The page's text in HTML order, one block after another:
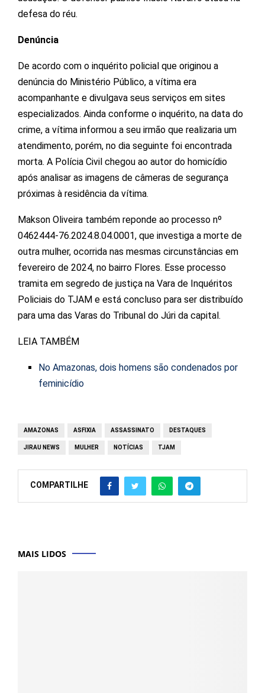
defesa do réu.
Denúncia
De acordo com o inquérito policial que originou a
denúncia do Ministério Público, a vítima era
acompanhante e divulgava seus serviços em sites
especializados. Ainda conforme o inquérito, na data do
crime, a vítima informou a seu irmão que realizaria um
atendimento, porém, no dia seguinte foi encontrada
morta. A Polícia Civil chegou ao autor do homicídio
após analisar as imagens de câmeras de segurança
próximas à residência da vítima.
Makson Oliveira também reponde ao processo nº
0462444-76.2024.8.04.0001, que investiga a morte de
outra mulher, ocorrida nas mesmas circunstâncias em
fevereiro de 2024, no bairro Flores. Esse processo
tramita em segredo de justiça na Vara de Inquéritos
Policiais do TJAM e está concluso para ser distribuído
para uma das Varas do Tribunal do Júri da capital.
LEIA TAMBÉM
No Amazonas, dois homens são condenados por
feminicídio
AMAZONAS ASFIXIA ASSASSINATO DESTAQUES
JIRAU NEWS MULHER NOTÍCIAS TJAM
COMPARTILHE
MAIS LIDOS